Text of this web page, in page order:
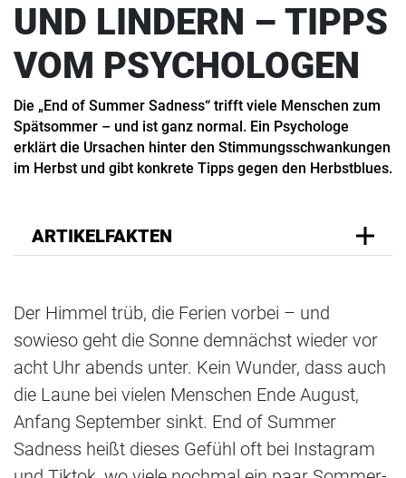
UND LINDERN – TIPPS
VOM PSYCHOLOGEN
Die „End of Summer Sadness“ trifft viele Menschen zum
Spätsommer – und ist ganz normal. Ein Psychologe
erklärt die Ursachen hinter den Stimmungsschwankungen
im Herbst und gibt konkrete Tipps gegen den Herbstblues.
ARTIKELFAKTEN
Der Himmel trüb, die Ferien vorbei – und
sowieso geht die Sonne demnächst wieder vor
acht Uhr abends unter. Kein Wunder, dass auch
die Laune bei vielen Menschen Ende August,
Anfang September sinkt. End of Summer
Sadness heißt dieses Gefühl oft bei Instagram